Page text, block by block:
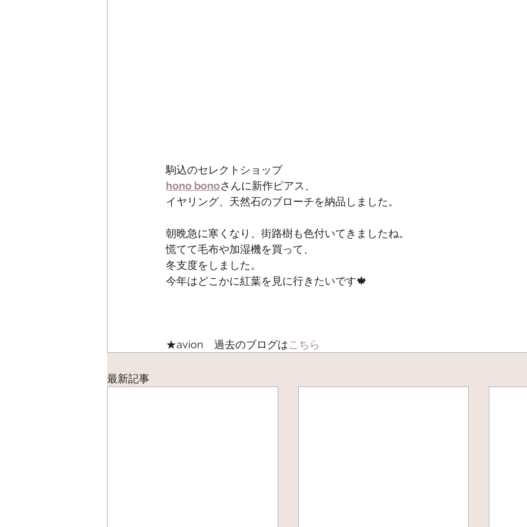
駒込のセレクトショップ
hono bonoさんに新作ピアス、
イヤリング、天然石のブローチを納品しました。
朝晩急に寒くなり、街路樹も色付いてきましたね。
慌てて毛布や加湿機を買って、
冬支度をしました。
今年はどこかに紅葉を見に行きたいです🍁
★avion　過去のブログはこちら
最新記事